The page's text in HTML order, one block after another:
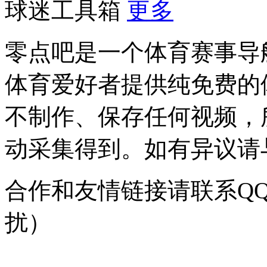
球迷工具箱 更多
零点吧是一个体育赛事
体育爱好者提供纯免费
不制作、保存任何视频
动采集得到。如有异议
合作和友情链接请联系
扰）